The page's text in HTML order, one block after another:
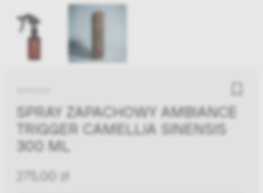
SPRAY ZAPACHOWY AMBIANCE
TRIGGER CAMELLIA SINENSIS
300 ML
275,00 zł